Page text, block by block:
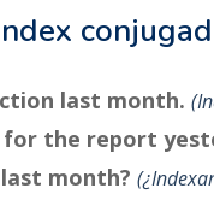
last month.
for the report
month?